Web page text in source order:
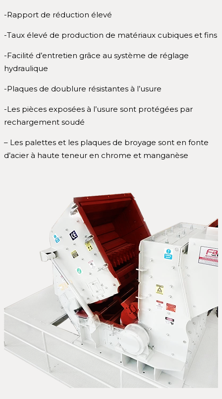
-Rapport de réduction élevé
-Taux élevé de production de matériaux cubiques et fins
-Facilité d’entretien grâce au système de réglage
hydraulique
-Plaques de doublure résistantes à l’usure
-Les pièces exposées à l’usure sont protégées par
rechargement soudé
– Les palettes et les plaques de broyage sont en fonte
d’acier à haute teneur en chrome et manganèse